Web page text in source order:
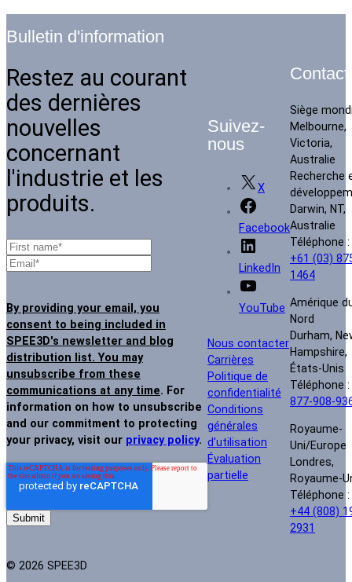
Bulletin d'information
Restez au courant
des dernières
nouvelles
concernant
l'industrie et les
produits.
By providing your email, you
consent to being included in
SPEE3D's newsletter and blog
distribution list. You may
unsubscribe from these
communications at any time. For
information on how to unsubscribe
and our commitment to protecting
your privacy, visit our privacy policy.
© 2026 SPEE3D
Suivez-
nous
X
Facebook
LinkedIn
YouTube
Nous contacter
Carrières
Politique de
confidentialité
Conditions
générales
d'utilisation
Évaluation
partielle
Siège
Melbourne,
Victoria,
Australie
Recherche
Darwin, NT,
Australie
Téléphone :
+61 (03)
1464
Amérique
Nord
Durham,
Hampshire,
États-Unis
Téléphone :
877-908-
Royaume-
Uni/Europe
Londres,
Royaume-
Téléphone :
+44 (808)
2931